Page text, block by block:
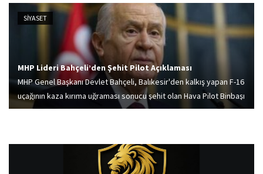
SİYASET
MHP Lideri Bahçeli’den Şehit Pilot Açıklaması
MHP Genel Başkanı Devlet Bahçeli, Balıkesir'den kalkış yapan F-16
uçağının kaza kırıma uğraması sonucu şehit olan Hava Pilot Binbaşı
İbrahim Bolat için taziye mesajı yayımladı.